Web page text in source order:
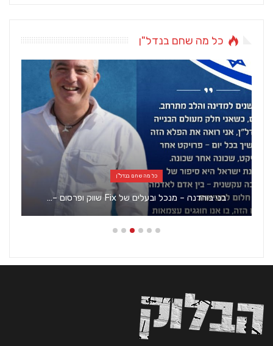
כל מה שחם בנדל"ן
כל מה שחם בנדל"ן
בני בוהדנה – מנכל ובעלים של Fix שווק ופרסום –…